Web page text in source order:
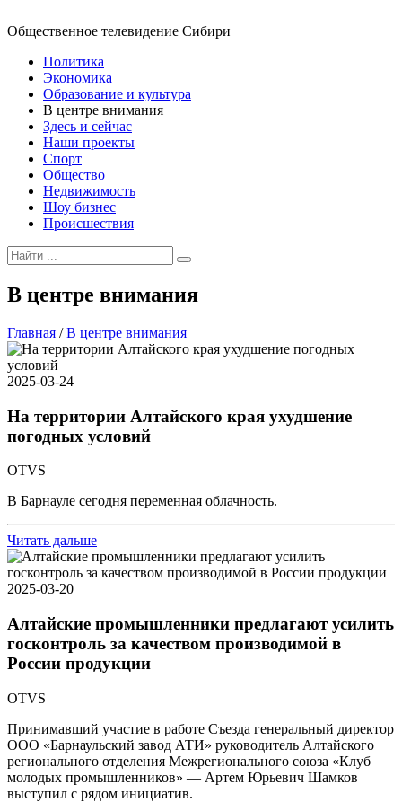
Общественное телевидение Сибири
Политика
Экономика
Образование и культура
В центре внимания
Здесь и сейчас
Наши проекты
Спорт
Общество
Недвижимость
Шоу бизнес
Происшествия
В центре внимания
Главная /В центре внимания
2025-03-24
На территории Алтайского края ухудшение
погодных условий
OTVS
В Барнауле сегодня переменная облачность.
Читать дальше
2025-03-20
Алтайские промышленники предлагают усилить
госконтроль за качеством производимой в
России продукции
OTVS
Принимавший участие в работе Съезда генеральный директор
ООО «Барнаульский завод АТИ» руководитель Алтайского
регионального отделения Межрегионального союза «Клуб
молодых промышленников» — Артем Юрьевич Шамков
выступил с рядом инициатив.